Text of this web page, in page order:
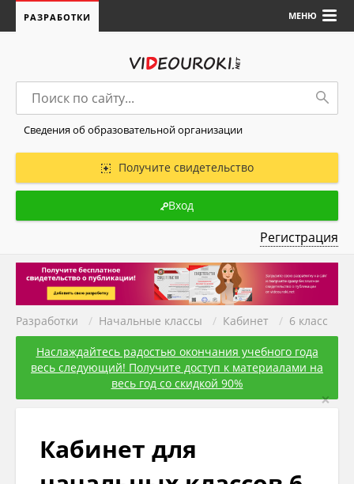
МЕНЮ
РАЗРАБОТКИ
Сведения об образовательной организации
Получите свидетельство
Вход
Регистрация
Разработки / Начальные классы / Кабинет / 6 класс
Наслаждайтесь радостью окончания учебного года
весь следующий! Получите доступ к материалами на
весь год со скидкой 90%
×
Кабинет для